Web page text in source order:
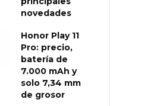
novedades
Honor Play 11
Pro: precio,
batería de
7.000 mAh y
solo 7,34 mm
de grosor